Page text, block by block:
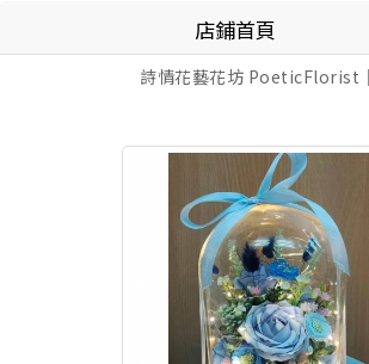
店鋪首頁
詩情花藝花坊 PoeticFlorist